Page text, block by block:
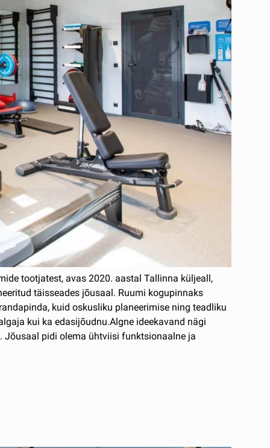
tootjatest, avas 2020. aastal Tallinna küljeall,
täisseades jõusaal. Ruumi kogupinnaks
kuid oskusliku planeerimise ning teadliku
kui ka edasijõudnu.Algne ideekavand nägi
Jõusaal pidi olema ühtviisi funktsionaalne ja